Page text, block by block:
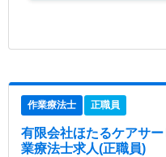
作業療法士 正職員
有限会社ほたるケアサ
業療法士求人(正職員)